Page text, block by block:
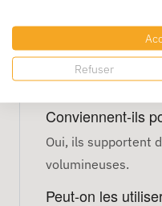
Matériau :
FAQ –
Conviennent-ils
Oui, ils supportent
volumineuses.
Peut-on les
Refuser